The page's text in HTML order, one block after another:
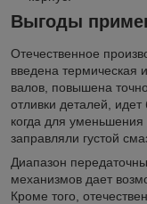
Выгоды
Отечественное
введена термическая
валов, повышена
отливки деталей,
когда для
заправляли густой
Диапазон
механизмов дает
Кроме того,